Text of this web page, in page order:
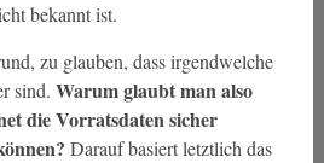
bekannt ist.
zu glauben, dass irgendwelche
sind. Warum glaubt man also
die Vorratsdaten sicher
Darauf basiert letztlich das